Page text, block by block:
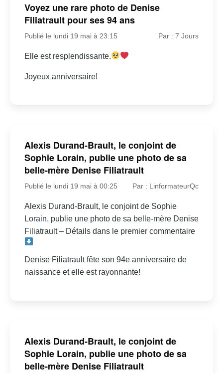
Voyez une rare photo de Denise
Filiatrault pour ses 94 ans
Publié le lundi 19 mai à 23:15 Par : 7 Jours
Elle est resplendissante.
Joyeux anniversaire!
Alexis Durand-Brault, le conjoint de
Sophie Lorain, publie une photo de sa
belle-mère Denise Filiatrault
Publié le lundi 19 mai à 00:25 Par : LinformateurQc
Alexis Durand-Brault, le conjoint de Sophie
Lorain, publie une photo de sa belle-mère Denise
Filiatrault – Détails dans le premier commentaire
Denise Filiatrault fête son 94e anniversaire de
naissance et elle est rayonnante!
Alexis Durand-Brault, le conjoint de
Sophie Lorain, publie une photo de sa
belle-mère Denise Filiatrault